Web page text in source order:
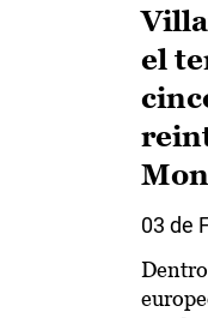
el
03 de